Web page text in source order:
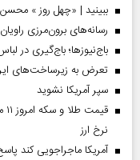
ببینید | «چهل روز »
رسانه‌های برون‌مرزی
باج‌نیوزها؛ باج‌گیری در
تعرض به زیرساخت‌های
سپر آمریکا نشوید
نرخ ارز
آمریکا ماجراجویی کند